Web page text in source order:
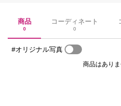
商品
0
コーディネート
0
#オリジナル写真
商品はあり